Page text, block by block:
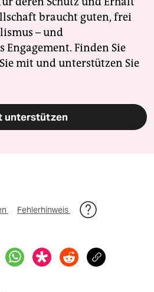
braucht guten, frei
– und
Finden Sie
mit und unterstützen Sie
unterstützen
Fehlerhinweis